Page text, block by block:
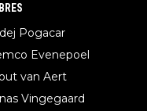
Pogacar
Evenepoel
van Aert
Vingegaard